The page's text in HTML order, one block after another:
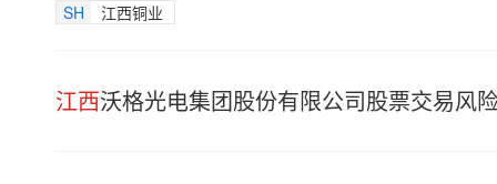
SH 江西铜业
江西沃格光电集团股份有限公司股票交易风